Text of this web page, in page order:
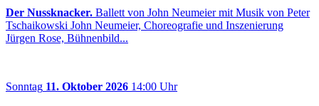
Der Nussknacker. Ballett von John Neumeier mit Musik von Peter
Tschaikowski John Neumeier, Choreografie und Inszenierung
Jürgen Rose, Bühnenbild...
Sonntag 11. Oktober 2026 14:00 Uhr